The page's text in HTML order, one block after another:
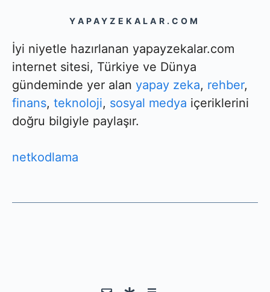
YAPAYZEKALAR.COM
İyi niyetle hazırlanan yapayzekalar.com
internet sitesi, Türkiye ve Dünya
gündeminde yer alan yapay zeka, rehber,
finans, teknoloji, sosyal medya içeriklerini
doğru bilgiyle paylaşır.
netkodlama